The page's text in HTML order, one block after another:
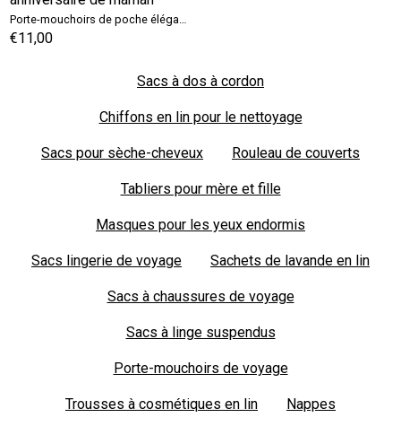
€11,00
Sacs à dos à cordon
Chiffons en lin pour le nettoyage
Sacs pour sèche-cheveux Rouleau de couverts
Tabliers pour mère et fille
Masques pour les yeux endormis
Sacs lingerie de voyage Sachets de lavande en lin
Sacs à chaussures de voyage
Sacs à linge suspendus
Porte-mouchoirs de voyage
Trousses à cosmétiques en lin Nappes